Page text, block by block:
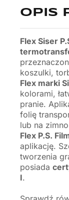
OPIS
Flex Siser
koszulki,
Flex marki
kolorami,
pranie.
folię
lub na
Flex P.S.
aplikację.
tworzenia
posiada
I.